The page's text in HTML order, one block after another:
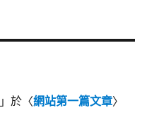
」於〈網站第一篇文章〉